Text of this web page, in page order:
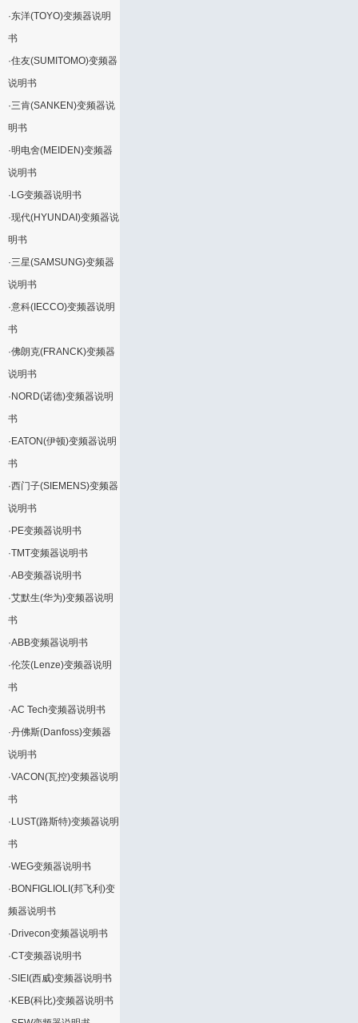
·东洋(TOYO)变频器说明
书
·住友(SUMITOMO)变频器
说明书
·三肯(SANKEN)变频器说
明书
·明电舍(MEIDEN)变频器
说明书
· LG变频器说明书
·现代(HYUNDAI)变频器说
明书
·三星(SAMSUNG)变频器
说明书
·意科(IECCO)变频器说明
书
·佛朗克(FRANCK)变频器
说明书
· NORD(诺德)变频器说明
书
· EATON(伊顿)变频器说明
书
·西门子(SIEMENS)变频器
说明书
· PE变频器说明书
·TMT变频器说明书
·AB变频器说明书
·艾默生(华为)变频器说明
书
·ABB变频器说明书
·伦茨(Lenze)变频器说明
书
·AC Tech变频器说明书
·丹佛斯(Danfoss)变频器
说明书
·VACON(瓦控)变频器说明
书
· LUST(路斯特)变频器说明
书
·WEG变频器说明书
· BONFIGLIOLI(邦飞利)变
频器说明书
· Drivecon变频器说明书
·CT变频器说明书
·SIEI(西威)变频器说明书
· KEB(科比)变频器说明书